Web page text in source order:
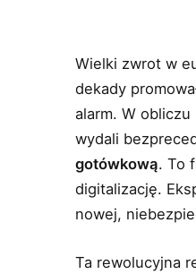
Wielki zwrot w
dekady
alarm. W
wydali
gotówkową. To
digitalizację.
nowej,
Ta rewolucyjna